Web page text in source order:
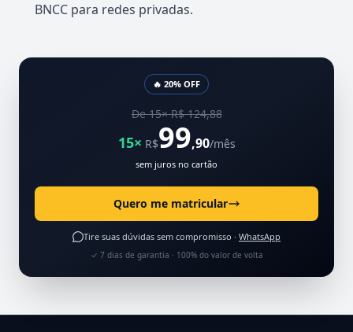
BNCC para redes privadas.
🔥 20% OFF
De 15× R$ 124,88
15× R$99,90/mês
sem juros no cartão
Quero me matricular
Tire suas dúvidas sem compromisso · WhatsApp
✓ 7 dias de garantia · 100% do valor de volta